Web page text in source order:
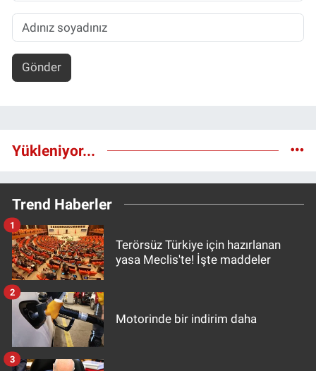
Gönder
Yükleniyor...
Trend Haberler
Terörsüz Türkiye için hazırlanan
yasa Meclis'te! İşte maddeler
1
Motorinde bir indirim daha
2
3